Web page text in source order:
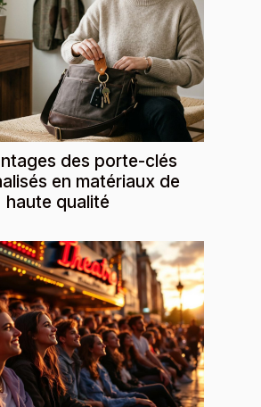
des porte-clés
en matériaux de
haute qualité